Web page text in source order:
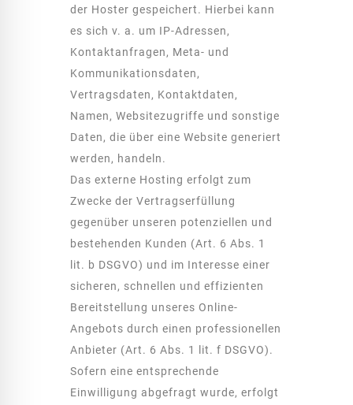
der Hoster gespeichert. Hierbei kann
es sich v. a. um IP-Adressen,
Kontaktanfragen, Meta- und
Kommunikationsdaten,
Vertragsdaten, Kontaktdaten,
Namen, Websitezugriffe und sonstige
Daten, die über eine Website generiert
werden, handeln.
Das externe Hosting erfolgt zum
Zwecke der Vertragserfüllung
gegenüber unseren potenziellen und
bestehenden Kunden (Art. 6 Abs. 1
lit. b DSGVO) und im Interesse einer
sicheren, schnellen und effizienten
Bereitstellung unseres Online-
Angebots durch einen professionellen
Anbieter (Art. 6 Abs. 1 lit. f DSGVO).
Sofern eine entsprechende
Einwilligung abgefragt wurde, erfolgt